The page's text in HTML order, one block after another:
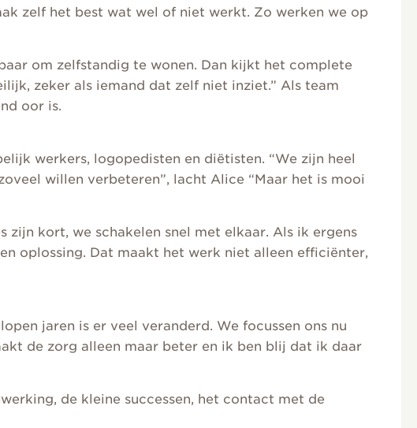
zelf het best wat wel of niet werkt. Zo werken we op
om zelfstandig te wonen. Dan kijkt het complete
zeker als iemand dat zelf niet inziet.” Als team
oor is.
werkers, logopedisten en diëtisten. “We zijn heel
willen verbeteren”, lacht Alice “Maar het is mooi
kort, we schakelen snel met elkaar. Als ik ergens
oplossing. Dat maakt het werk niet alleen efficiënter,
jaren is er veel veranderd. We focussen ons nu
de zorg alleen maar beter en ik ben blij dat ik daar
de kleine successen, het contact met de